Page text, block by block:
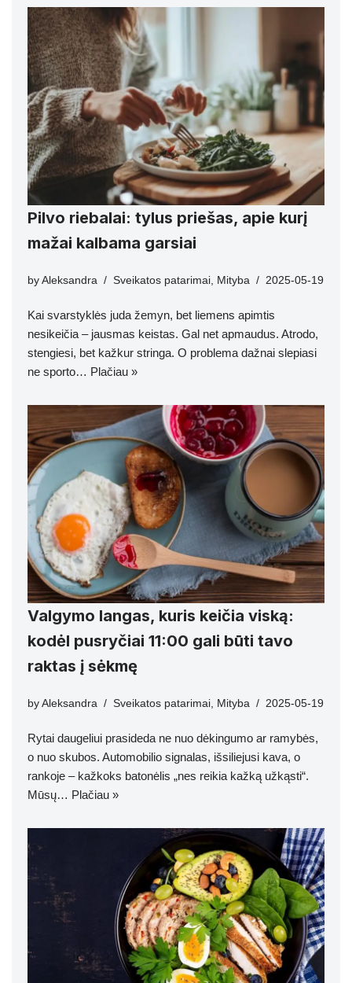
Pilvo riebalai: tylus priešas, apie kurį
mažai kalbama garsiai
by Aleksandra Sveikatos patarimai Mityba 2025-05-19
Kai svarstyklės juda žemyn, bet liemens apimtis
nesikeičia – jausmas keistas. Gal net apmaudus. Atrodo,
stengiesi, bet kažkur stringa. O problema dažnai slepiasi
ne sporto… Plačiau »
Valgymo langas, kuris keičia viską:
kodėl pusryčiai 11:00 gali būti tavo
raktas į sėkmę
by Aleksandra Sveikatos patarimai Mityba 2025-05-19
Rytai daugeliui prasideda ne nuo dėkingumo ar ramybės,
o nuo skubos. Automobilio signalas, išsiliejusi kava, o
rankoje – kažkoks batonėlis „nes reikia kažką užkąsti“.
Mūsų… Plačiau »